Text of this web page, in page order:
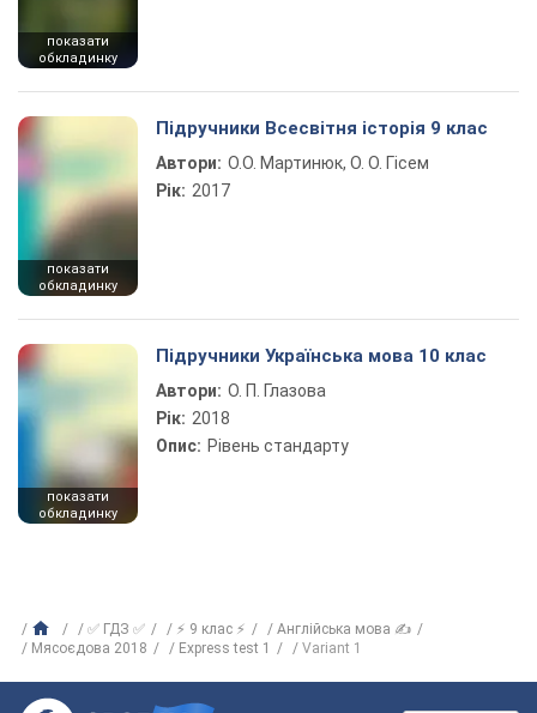
показати
обкладинку
показати
обкладинку
Підручники Всесвітня історія 9 клас
Автори: О.О. Мартинюк, О. О. Гісем
Рік: 2017
показати
обкладинку
Підручники Українська мова 10 клас
Автори: О. П. Глазова
Рік: 2018
Опис: Рівень стандарту
✅ ГДЗ ✅ ⚡ 9 клас ⚡
Англійська мова ✍
Мясоєдова 2018
Express test 1 Variant 1